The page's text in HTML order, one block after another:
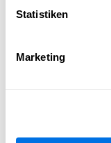
Statistiken
Marketing